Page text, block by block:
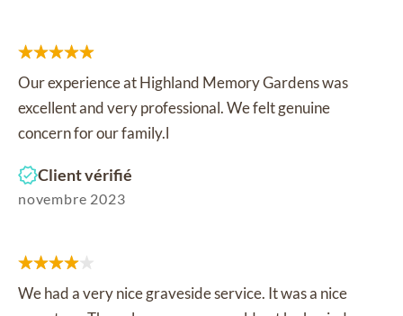
Our experience at Highland Memory Gardens was
excellent and very professional. We felt genuine
concern for our family.l
Client vérifié
novembre 2023
We had a very nice graveside service. It was a nice